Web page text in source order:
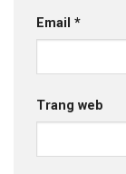
Email *
Trang web